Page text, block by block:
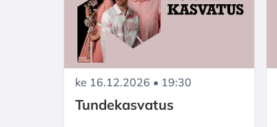
ke 16.12.2026 • 19:30
Tundekasvatus